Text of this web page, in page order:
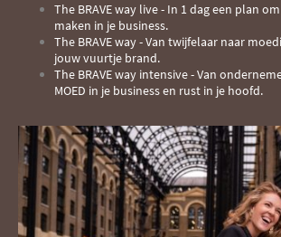
The BRAVE way live - In 1 dag een plan
maken in je business.
The BRAVE way - Van twijfelaar naar
jouw vuurtje brand.
The BRAVE way intensive - Van
MOED in je business en rust in je hoofd.